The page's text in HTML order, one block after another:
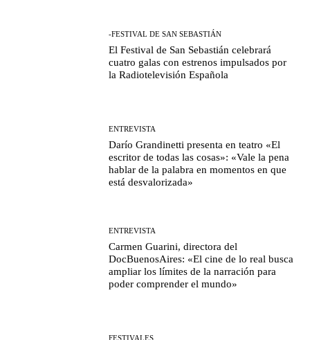
-FESTIVAL DE SAN SEBASTIÁN
El Festival de San Sebastián celebrará
cuatro galas con estrenos impulsados por
la Radiotelevisión Española
ENTREVISTA
Darío Grandinetti presenta en teatro «El
escritor de todas las cosas»: «Vale la pena
hablar de la palabra en momentos en que
está desvalorizada»
ENTREVISTA
Carmen Guarini, directora del
DocBuenosAires: «El cine de lo real busca
ampliar los límites de la narración para
poder comprender el mundo»
FESTIVALES